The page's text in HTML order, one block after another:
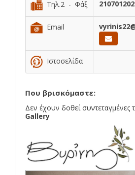
Τηλ.2 - Φάξ
Email
Ιστοσελίδα
Που βρισκόμαστε:
Δεν έχουν δοθεί συντεταγμένες
Gallery